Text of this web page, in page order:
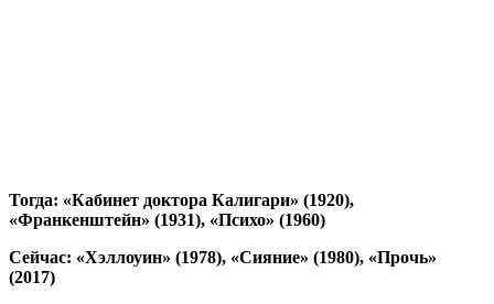
Тогда: «Кабинет доктора Калигари» (1920),
«Франкенштейн» (1931), «Психо» (1960)
Сейчас: «Хэллоуин» (1978), «Сияние» (1980), «Прочь»
(2017)